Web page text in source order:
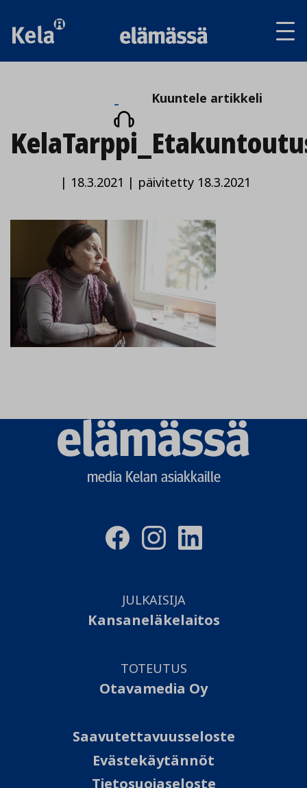
Kuuntele
artikkeli
Kuuntele artikkeli
| 18.3.2021 | päivitetty 18.3.2021
Elämässä
logo
media Kelan asiakkaille
JULKAISIJA
Kansaneläkelaitos
TOTEUTUS
Otavamedia Oy
Saavutettavuusseloste
Evästekäytännöt